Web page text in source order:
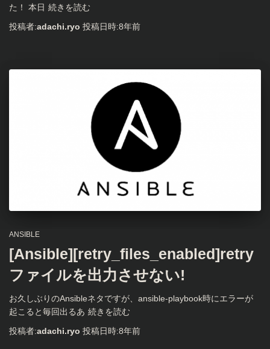
た！ 本日 続きを読む
投稿者:adachi.ryo 投稿日時:8年前
ANSIBLE
[Ansible][retry_files_enabled]retry
ファイルを出力させない!
お久しぶりのAnsibleネタですが、ansible-playbook時にエラーが
起こると毎回出るあ 続きを読む
投稿者:adachi.ryo 投稿日時:8年前